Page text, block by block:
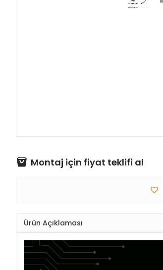
Montaj için fiyat teklifi al
Ürün Açıklaması